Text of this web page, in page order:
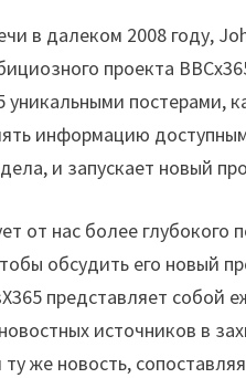
в далеком 2008 году,
проекта
постерами,
информацию
и запускает новый
от нас более
обсудить его новый
представляет собой
источников в
же новость,